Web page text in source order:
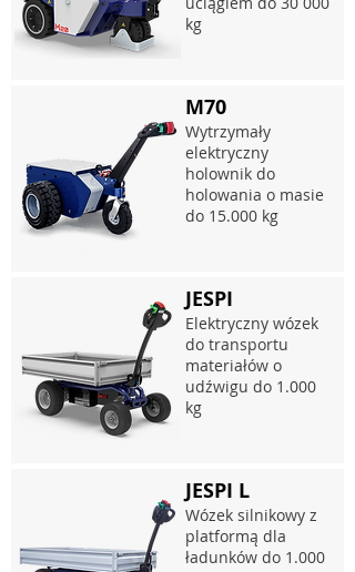
kg
M70
Wytrzymały
elektryczny
holownik do
holowania o masie
do 15.000 kg
JESPI
Elektryczny wózek
do transportu
materiałów o
udźwigu do 1.000
kg
JESPI L
Wózek silnikowy z
platformą dla
ładunków do 1.000